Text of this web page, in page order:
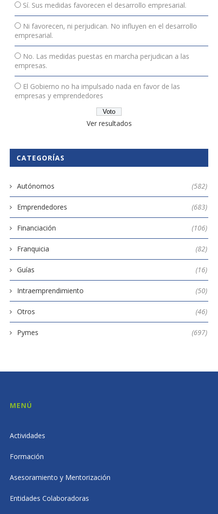
Sí. Sus medidas favorecen el desarrollo empresarial.
Ni favorecen, ni perjudican. No influyen en el desarrollo
empresarial.
No. Las medidas puestas en marcha perjudican a las
empresas.
El Gobierno no ha impulsado nada en favor de las
empresas y emprendedores
Ver resultados
CATEGORÍAS
Autónomos (582)
Emprendedores (683)
Financiación (106)
Franquicia (82)
Guías (16)
Intraemprendimiento (50)
Otros (46)
Pymes (697)
MENÚ
Actividades
Formación
Asesoramiento y Mentorización
Entidades Colaboradoras